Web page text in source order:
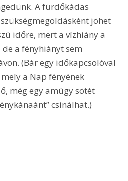
A fürdőkádas
jöhet
időre, mert a vízhiány a
de a fényhiányt sem
(Bár egy időkapcsolóval
a Nap fényének
még egy amúgy sötét
csinálhat.)